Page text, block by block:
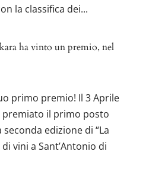
la classifica dei...
ha vinto un premio, nel
primo premio! Il 3 Aprile
premiato il primo posto
edizione di “La
vini a Sant’Antonio di